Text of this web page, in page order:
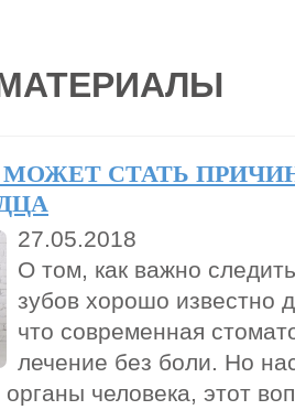
МОЖЕТ СТАТЬ
27.05.2018
О том, как важно
зубов хорошо известно
что современная
лечение без боли. Но
человека, этот